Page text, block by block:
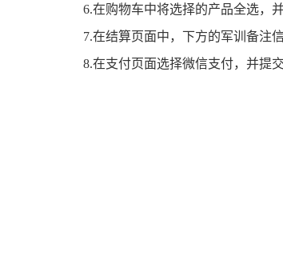
6.在购物车中将选择的产品全选，
7.在结算页面中，下方的军训备注
8.在支付页面选择微信支付，并提